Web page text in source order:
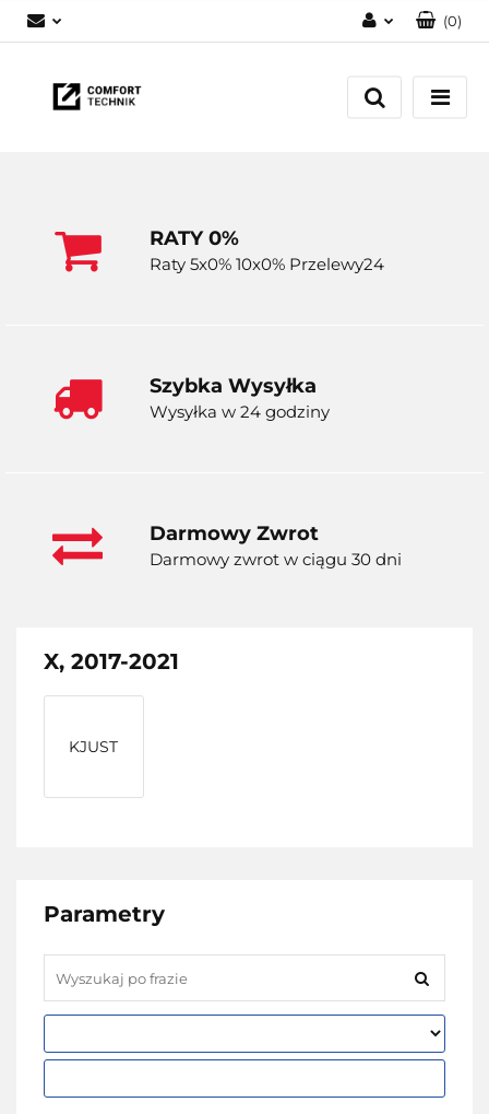
Zaloguj się
Zarejestruj się
(0)
RATY 0%
Raty 5x0% 10x0% Przelewy24
Szybka Wysyłka
Wysyłka w 24 godziny
Darmowy Zwrot
Darmowy zwrot w ciągu 30 dni
X, 2017-2021
KJUST
Parametry